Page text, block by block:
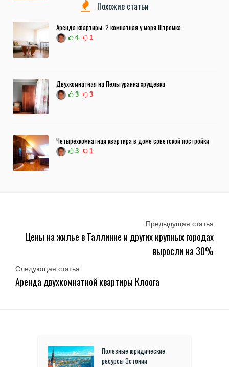
Похожие статьи
Аренда квартиры, 2 комнатная у моря Штромка
4 1
Двухкомнатная на Пельгуранна хрущевка
3 3
Четырехкомнатная квартира в доме советской постройки
3 1
Предыдущая статья
Цены на жилье в Таллинне и других крупных городах
выросли на 30%
Следующая статья
Аренда двухкомнатной квартиры Клоога
Полезные юридические
ресурсы Эстонии